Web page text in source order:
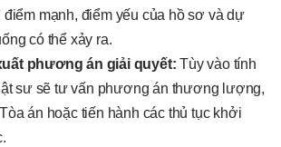
điểm mạnh, điểm yếu của hồ sơ và dự
có thể xảy ra.
phương án giải quyết: Tùy vào tính
sư sẽ tư vấn phương án thương lượng,
án hoặc tiến hành các thủ tục khởi